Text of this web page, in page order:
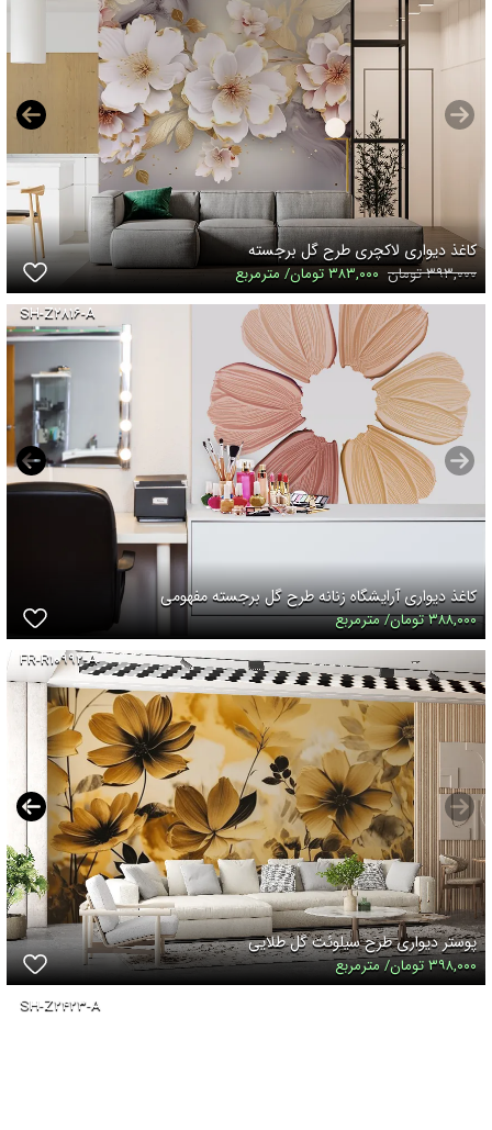
کاغذ دیواری لاکچری طرح گل برجسته
۳۹۳,۰۰۰ تومان
۳۸۳,۰۰۰ تومان/ مترمربع
SH-Z۲۸۱۶-A
کاغذ دیواری آرایشگاه زنانه طرح گل برجسته مفهومی
۳۸۸,۰۰۰ تومان/ مترمربع
FR-R۱۰۹۹۲-A
پوستر دیواری طرح سیلوئت گل طلایی
۳۹۸,۰۰۰ تومان/ مترمربع
SH-Z۲۴۲۳-A